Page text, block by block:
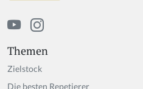
Themen
Zielstock
Die besten Repetierer